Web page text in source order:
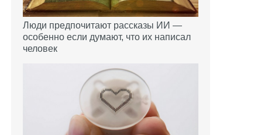
Люди предпочитают рассказы ИИ —
особенно если думают, что их написал
человек